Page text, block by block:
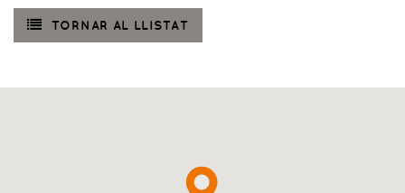
TORNAR AL LLISTAT